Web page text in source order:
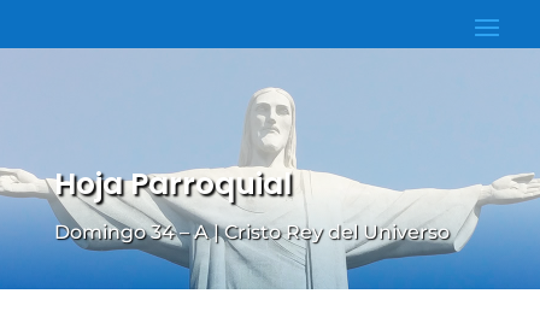
Hoja Parroquial
Domingo 34 – A | Cristo Rey del Universo